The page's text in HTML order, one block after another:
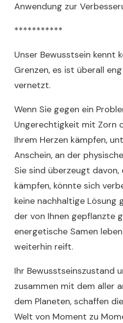
Anwendung zur
***********
Unser Bewusstsein kennt
Grenzen, es ist überall
vernetzt.
Wenn Sie gegen ein
Ungerechtigkeit mit Zorn
Ihrem Herzen kämpfen,
Anschein, an der
Sie sind überzeugt davon,
kämpfen, könnte sich
keine nachhaltige Lösung
der von Ihnen gepflanzte
energetische Samen
weiterhin reift.
Ihr Bewusstseinszustand
zusammen mit dem aller
dem Planeten, schaffen
Welt von Moment zu